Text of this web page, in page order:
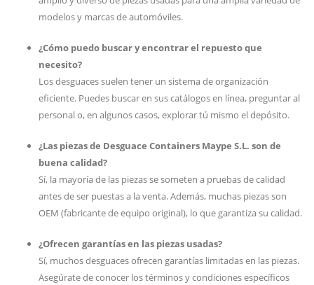
modelos y marcas de automóviles.
¿Cómo puedo buscar y encontrar el repuesto que
necesito?
Los desguaces suelen tener un sistema de organización
eficiente. Puedes buscar en sus catálogos en línea, preguntar al
personal o, en algunos casos, explorar tú mismo el depósito.
¿Las piezas de Desguace Containers Maype S.L. son de
buena calidad?
Sí, la mayoría de las piezas se someten a pruebas de calidad
antes de ser puestas a la venta. Además, muchas piezas son
OEM (fabricante de equipo original), lo que garantiza su calidad.
¿Ofrecen garantías en las piezas usadas?
Sí, muchos desguaces ofrecen garantías limitadas en las piezas.
Asegúrate de conocer los términos y condiciones específicos